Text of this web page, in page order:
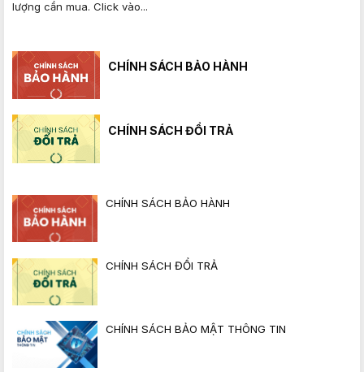
lượng cần mua. Click vào...
CHÍNH SÁCH BẢO HÀNH
CHÍNH SÁCH ĐỔI TRẢ
CHÍNH SÁCH BẢO HÀNH
CHÍNH SÁCH ĐỔI TRẢ
CHÍNH SÁCH BẢO MẬT THÔNG TIN